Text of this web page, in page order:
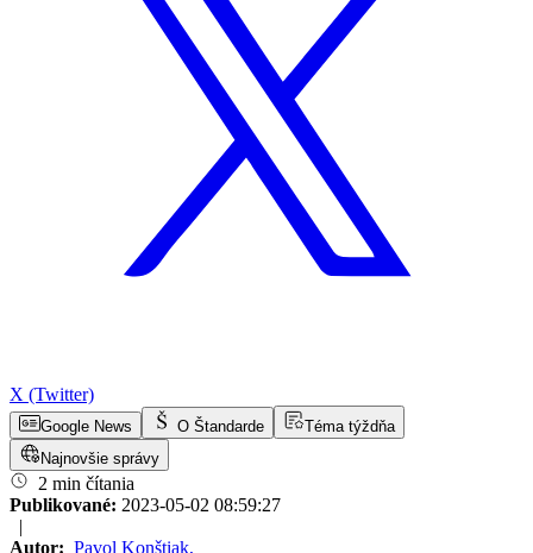
X (Twitter)
Google News O Štandarde
Téma týždňa
Najnovšie správy
2 min čítania
Publikované: 2023-05-02 08:59:27
|
Autor: Pavol Konštiak,